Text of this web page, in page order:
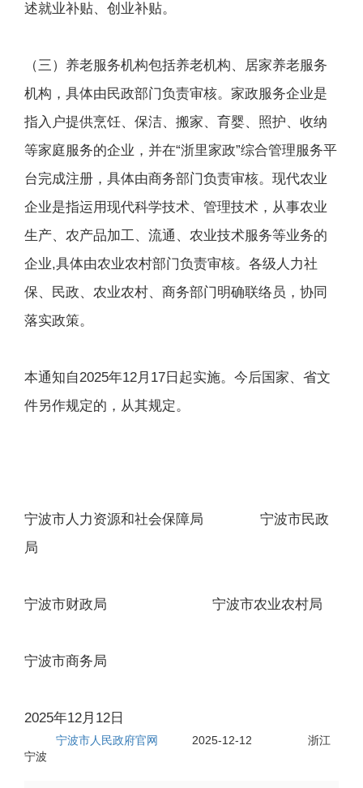
述就业补贴、创业补贴。
（三）养老服务机构包括养老机构、居家养老服务
机构，具体由民政部门负责审核。家政服务企业是
指入户提供烹饪、保洁、搬家、育婴、照护、收纳
等家庭服务的企业，并在“浙里家政”综合管理服务平
台完成注册，具体由商务部门负责审核。现代农业
企业是指运用现代科学技术、管理技术，从事农业
生产、农产品加工、流通、农业技术服务等业务的
企业,具体由农业农村部门负责审核。各级人力社
保、民政、农业农村、商务部门明确联络员，协同
落实政策。
本通知自2025年12月17日起实施。今后国家、省文
件另作规定的，从其规定。
宁波市人力资源和社会保障局 宁波市民政
局
宁波市财政局 宁波市农业农村局
宁波市商务局
2025年12月12日
宁波市人民政府官网 2025-12-12
浙江
宁波